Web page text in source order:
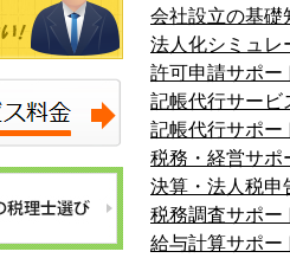
会社設立の基礎
法人化シミュレ
許可申請サポー
記帳代行サービ
記帳代行サポー
税務・経営サポ
決算・法人税申
税務調査サポー
給与計算サポー